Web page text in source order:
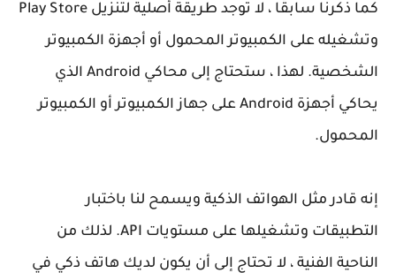
كما ذكرنا سابقًا ، لا توجد طريقة أصلية لتنزيل Play Store
وتشغيله على الكمبيوتر المحمول أو أجهزة الكمبيوتر
الشخصية. لهذا ، ستحتاج إلى محاكي Android الذي
يحاكي أجهزة Android على جهاز الكمبيوتر أو الكمبيوتر
المحمول.
إنه قادر مثل الهواتف الذكية ويسمح لنا باختبار
التطبيقات وتشغيلها على مستويات API. لذلك من
الناحية الفنية ، لا تحتاج إلى أن يكون لديك هاتف ذكي في